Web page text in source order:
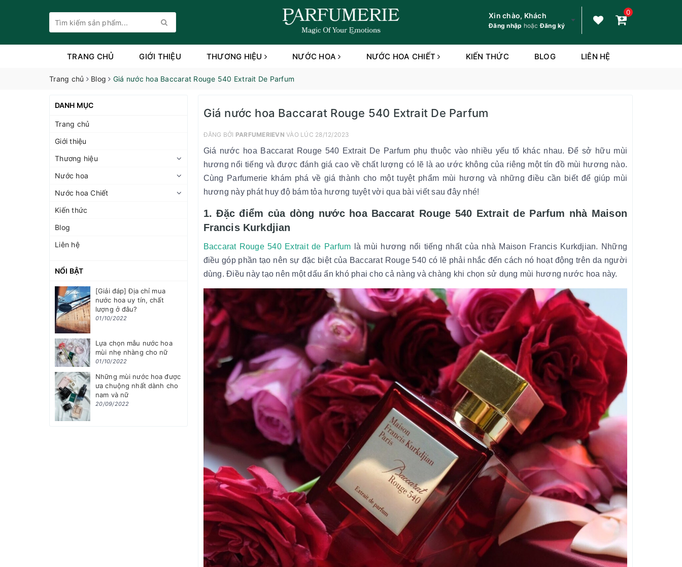
Xin chào, Khách
Đăng nhập hoặcĐăng ký
0
TRANG CHỦ GIỚI THIỆU THƯƠNG HIỆU NƯỚC HOA NƯỚC HOA CHIẾT KIẾN THỨC BLOG LIÊN HỆ
Trang chủ Blog Giá nước hoa Baccarat Rouge 540 Extrait De Parfum
Giá nước hoa Baccarat Rouge 540 Extrait De Parfum
ĐĂNG BỞI PARFUMERIEVN VÀO LÚC 28/12/2023
Giá nước hoa Baccarat Rouge 540 Extrait De Parfum phụ thuộc vào nhiều yếu tố khác nhau. Để sở hữu mùi
hương nổi tiếng và được đánh giá cao về chất lượng có lẽ là ao ước không của riêng một tín đồ mùi hương nào.
Cùng Parfumerie khám phá về giá thành cho một tuyệt phẩm mùi hương và những điều cần biết để giúp mùi
hương này phát huy độ bám tỏa hương tuyệt vời qua bài viết sau đây nhé!
1. Đặc điểm của dòng nước hoa Baccarat Rouge 540 Extrait de Parfum nhà Maison
Francis Kurkdjian
Baccarat Rouge 540 Extrait de Parfum là mùi hương nổi tiếng nhất của nhà Maison Francis Kurkdjian. Những
điều góp phần tạo nên sự đặc biệt của Baccarat Rouge 540 có lẽ phải nhắc đến cách nó hoạt động trên da người
dùng. Điều này tạo nên một dấu ấn khó phai cho cả nàng và chàng khi chọn sử dụng mùi hương nước hoa này.
DANH MỤC
Trang chủ
Giới thiệu
Thương hiệu
Nước hoa
Nước hoa Chiết
Kiến thức
Blog
Liên hệ
NỔI BẬT
[Giải đáp] Địa chỉ mua
nước hoa uy tín, chất
lượng ở đâu?
01/10/2022
Lựa chọn mẫu nước hoa
mùi nhẹ nhàng cho nữ
01/10/2022
Những mùi nước hoa được
ưa chuộng nhất dành cho
nam và nữ
20/09/2022